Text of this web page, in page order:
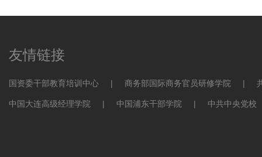
友情链接
国资委干部教育培训中心 | 商务部国际商务官员研修学院 |
中国大连高级经理学院 | 中国浦东干部学院 | 中共中央党校